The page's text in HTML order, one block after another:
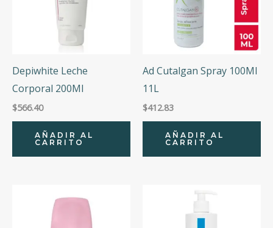
Depiwhite Leche
Corporal 200Ml
$566.40
AÑADIR AL
CARRITO
Ad Cutalgan Spray 100Ml
11L
$412.83
AÑADIR AL
CARRITO